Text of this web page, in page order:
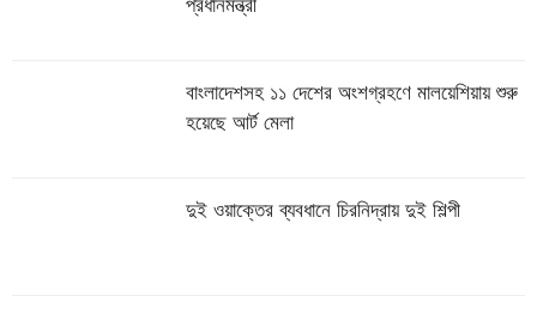
প্রধানমন্ত্রী
বাংলাদেশসহ ১১ দেশের অংশগ্রহণে মালয়েশিয়ায় শুরু
হয়েছে আর্ট মেলা
দুই ওয়াক্তের ব্যবধানে চিরনিদ্রায় দুই শিল্পী